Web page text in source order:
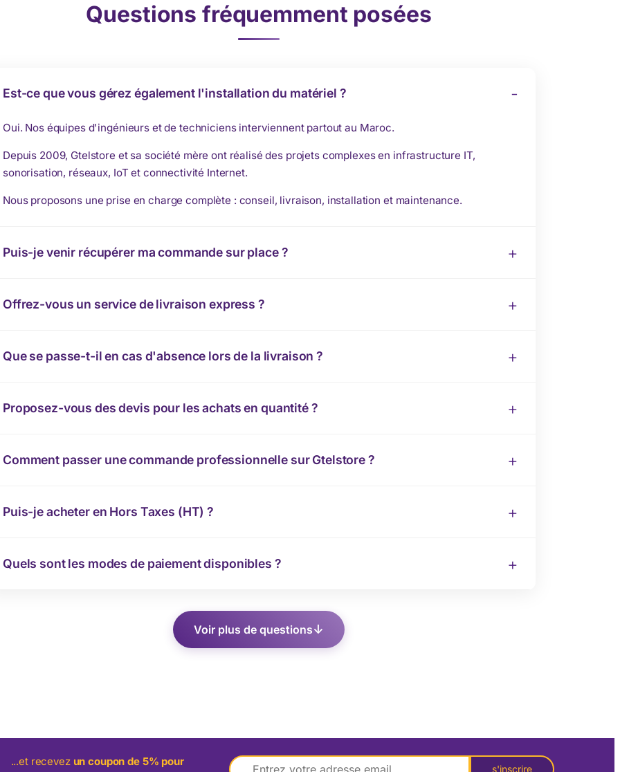
Questions fréquemment posées
Est-ce que vous gérez également l'installation du matériel ?
Oui. Nos équipes d'ingénieurs et de techniciens interviennent partout au Maroc.
Depuis 2009, Gtelstore et sa société mère ont réalisé des projets complexes en infrastructure IT,
sonorisation, réseaux, IoT et connectivité Internet.
Nous proposons une prise en charge complète : conseil, livraison, installation et maintenance.
Puis-je venir récupérer ma commande sur place ?
Offrez-vous un service de livraison express ?
Que se passe-t-il en cas d'absence lors de la livraison ?
Proposez-vous des devis pour les achats en quantité ?
Comment passer une commande professionnelle sur Gtelstore ?
Puis-je acheter en Hors Taxes (HT) ?
Quels sont les modes de paiement disponibles ?
Voir plus de questions
...et recevezun coupon de 5% pour
E
s'inscrire